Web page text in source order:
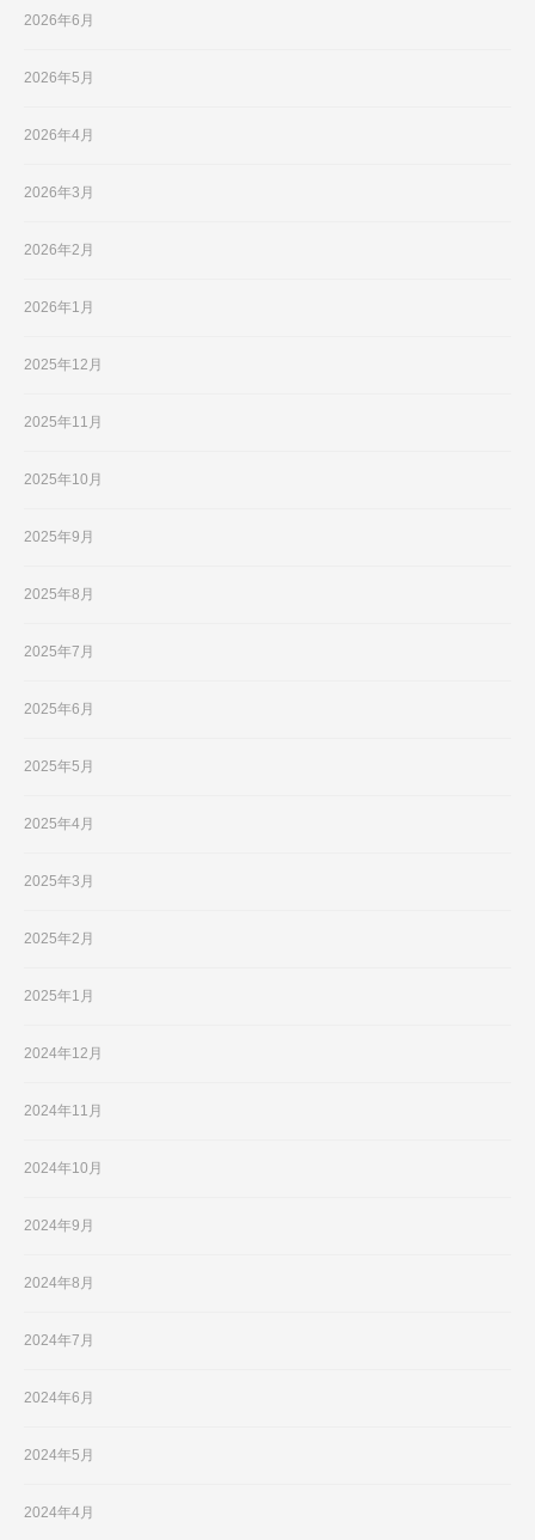
2026年6月
2026年5月
2026年4月
2026年3月
2026年2月
2026年1月
2025年12月
2025年11月
2025年10月
2025年9月
2025年8月
2025年7月
2025年6月
2025年5月
2025年4月
2025年3月
2025年2月
2025年1月
2024年12月
2024年11月
2024年10月
2024年9月
2024年8月
2024年7月
2024年6月
2024年5月
2024年4月